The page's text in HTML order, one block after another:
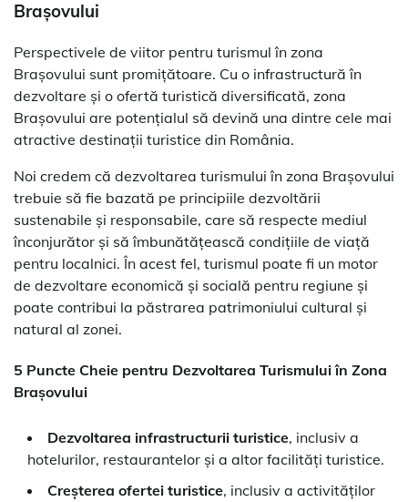
Brașovului
Perspectivele de viitor pentru turismul în zona
Brașovului sunt promițătoare. Cu o infrastructură în
dezvoltare și o ofertă turistică diversificată, zona
Brașovului are potențialul să devină una dintre cele mai
atractive destinații turistice din România.
Noi credem că dezvoltarea turismului în zona Brașovului
trebuie să fie bazată pe principiile dezvoltării
sustenabile și responsabile, care să respecte mediul
înconjurător și să îmbunătățească condițiile de viață
pentru localnici. În acest fel, turismul poate fi un motor
de dezvoltare economică și socială pentru regiune și
poate contribui la păstrarea patrimoniului cultural și
natural al zonei.
5 Puncte Cheie pentru Dezvoltarea Turismului în Zona
Brașovului
Dezvoltarea infrastructurii turistice, inclusiv a
hotelurilor, restaurantelor și a altor facilități turistice.
Creșterea ofertei turistice, inclusiv a activităților